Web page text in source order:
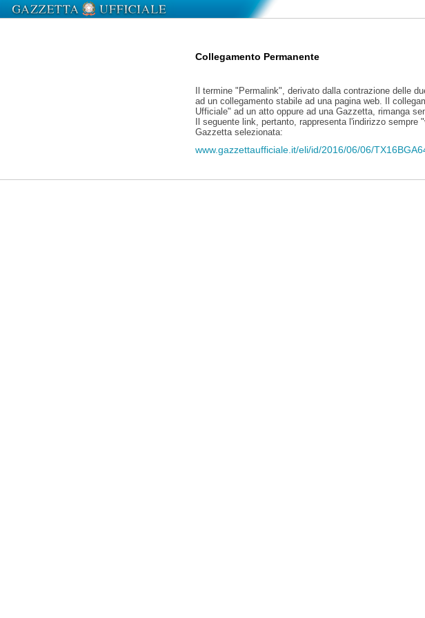
Collegamento Permanente
Il termine "Permalink", derivato dalla contrazione delle
ad un collegamento stabile ad una pagina web. Il
Ufficiale" ad un atto oppure ad una Gazzetta, rimanga
Il seguente link, pertanto, rappresenta l'indirizzo
Gazzetta selezionata:
www.gazzettaufficiale.it/eli/id/2016/06/06/